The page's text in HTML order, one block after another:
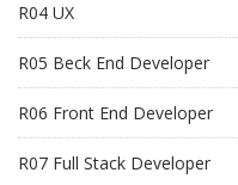
R04 UX
R05 Beck End Developer
R06 Front End Developer
R07 Full Stack Developer